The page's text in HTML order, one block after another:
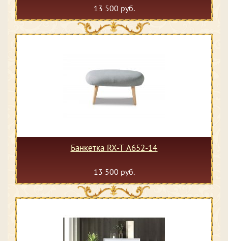
13 500 руб.
Банкетка RX-T A652-14
13 500 руб.